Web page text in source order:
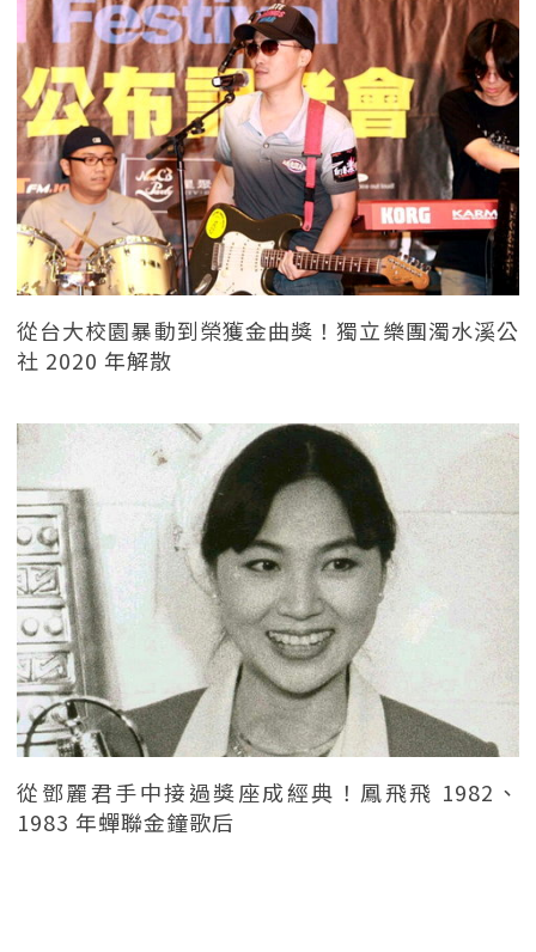
從台大校園暴動到榮獲金曲獎！獨立樂團濁水溪公
社 2020 年解散
從鄧麗君手中接過獎座成經典！鳳飛飛 1982、
1983 年蟬聯金鐘歌后